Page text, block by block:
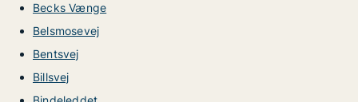
Becks Vænge
Belsmosevej
Bentsvej
Billsvej